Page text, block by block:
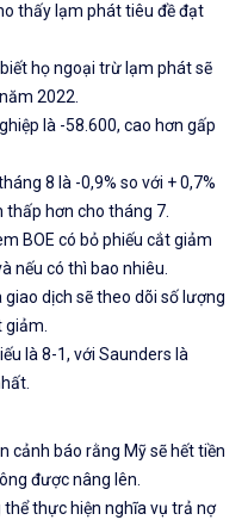
thấy lạm phát tiêu đề đạt
họ ngoại trừ lạm phát sẽ
2022.
là -58.600, cao hơn gấp
8 là -0,9% so với + 0,7%
thấp hơn cho tháng 7.
BOE có bỏ phiếu cắt giảm
nếu có thì bao nhiêu.
dịch sẽ theo dõi số lượng
giảm.
là 8-1, với Saunders là
cảnh báo rằng Mỹ sẽ hết tiền
được nâng lên.
thể thực hiện nghĩa vụ trả nợ